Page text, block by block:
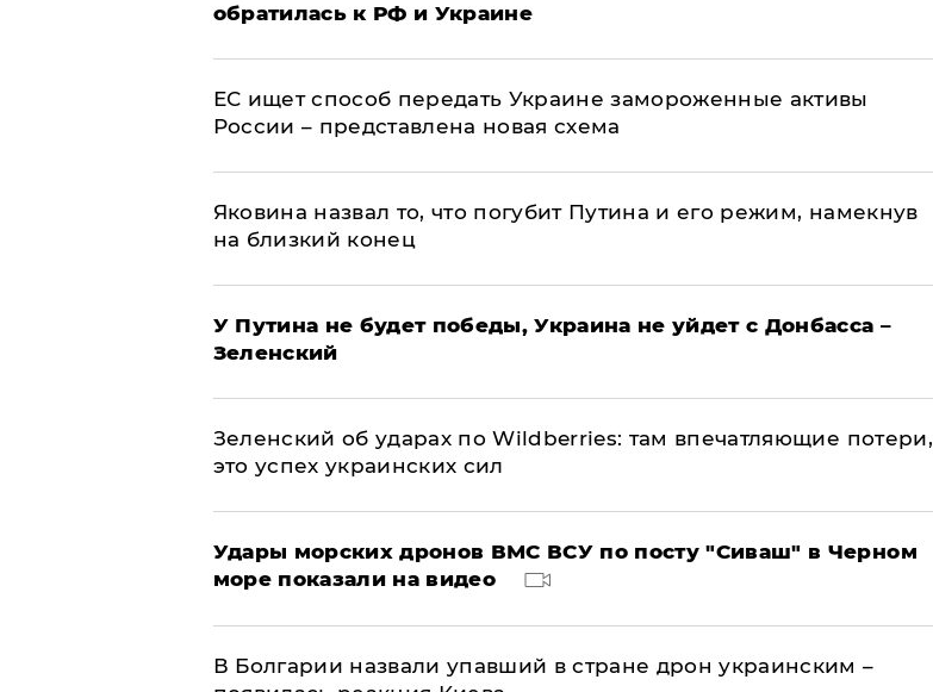
обратилась к РФ и Украине
ЕС ищет способ передать Украине замороженные активы
России – представлена новая схема
Яковина назвал то, что погубит Путина и его режим, намекнув
на близкий конец
У Путина не будет победы, Украина не уйдет с Донбасса –
Зеленский
Зеленский об ударах по Wildberries: там впечатляющие потери,
это успех украинских сил
Удары морских дронов ВМС ВСУ по посту "Сиваш" в Черном
море показали на видео
В Болгарии назвали упавший в стране дрон украинским –